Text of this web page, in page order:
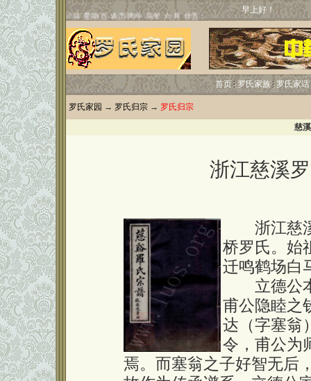
早上好！
首页 罗氏家族 罗氏家话
罗氏家园 → 罗氏归宗 → 罗氏归宗
慈
浙江慈溪
浙江慈溪
桥罗氏。始
迁鸣鹤场白
立德公本
甫公隐睦之
达（字塞翁
令，甫公为
焉。而塞翁之子好智无后